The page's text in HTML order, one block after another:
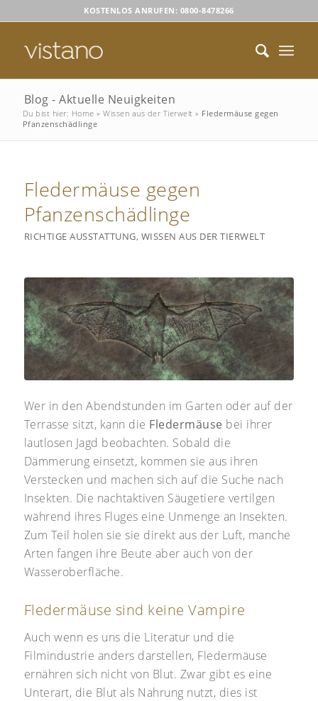
KOSTENLOS ANRUFEN: 0800-8478266
Blog - Aktuelle Neuigkeiten
Du bist hier: Home »Wissen aus der Tierwelt » Fledermäuse gegen
Pfanzenschädlinge
Fledermäuse gegen
Pfanzenschädlinge
RICHTIGE AUSSTATTUNG, WISSEN AUS DER TIERWELT
Wer in den Abendstunden im Garten oder auf der
Terrasse sitzt, kann die Fledermäuse bei ihrer
lautlosen Jagd beobachten. Sobald die
Dämmerung einsetzt, kommen sie aus ihren
Verstecken und machen sich auf die Suche nach
Insekten. Die nachtaktiven Säugetiere vertilgen
während ihres Fluges eine Unmenge an Insekten.
Zum Teil holen sie sie direkt aus der Luft, manche
Arten fangen ihre Beute aber auch von der
Wasseroberfläche.
Fledermäuse sind keine Vampire
Auch wenn es uns die Literatur und die
Filmindustrie anders darstellen, Fledermäuse
ernähren sich nicht von Blut. Zwar gibt es eine
Unterart, die Blut als Nahrung nutzt, dies ist